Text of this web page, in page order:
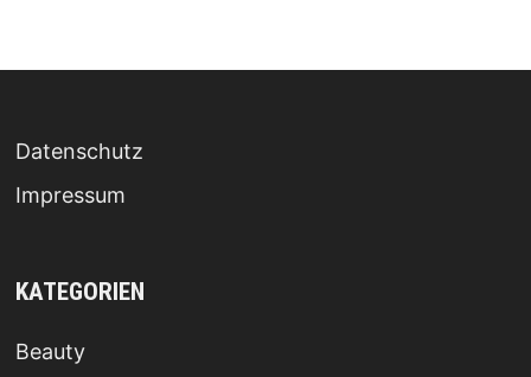
Datenschutz
Impressum
KATEGORIEN
Beauty